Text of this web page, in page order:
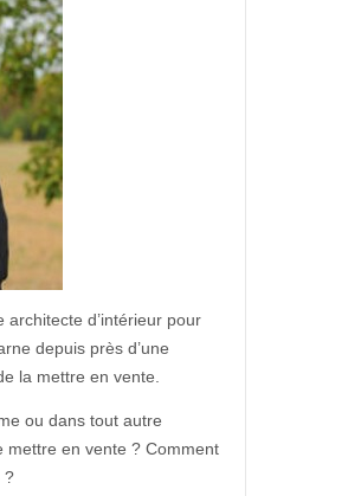
d’intérieur pour
depuis près d’une
la mettre en vente.
ou dans tout autre
mettre en vente ? Comment
?